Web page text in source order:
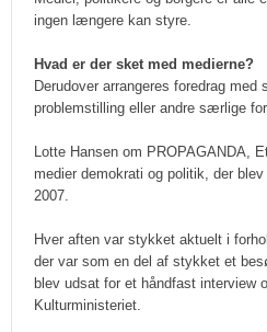
ingen længere kan styre.
Hvad er der sket med medierne?
Derudover arrangeres foredrag
problemstilling eller andre særlige
Lotte Hansen om PROPAGANDA,
medier demokrati og politik, der
2007.
Hver aften var stykket aktuelt i
der var som en del af stykket et
blev udsat for et håndfast interview
Kulturministeriet.